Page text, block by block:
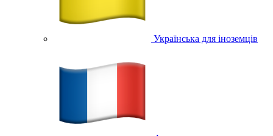
Українська для іноземців